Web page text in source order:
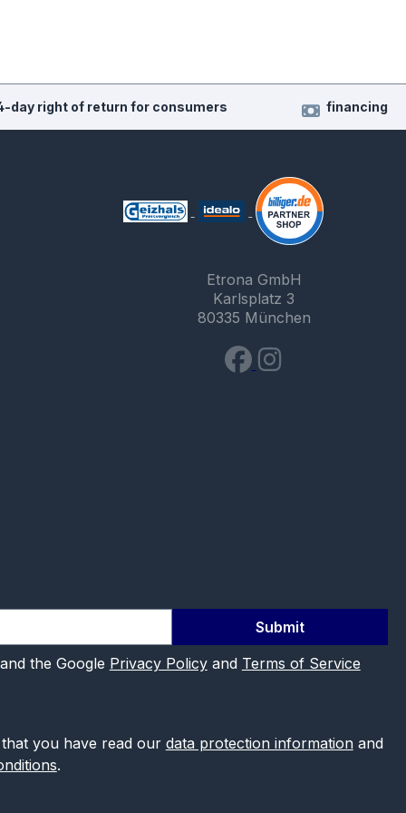
day right of return for consumers financing
Etrona GmbH
Karlsplatz 3
80335 München
Submit
the Google Privacy Policyand Terms of Service
you have read our data protection informationand
.